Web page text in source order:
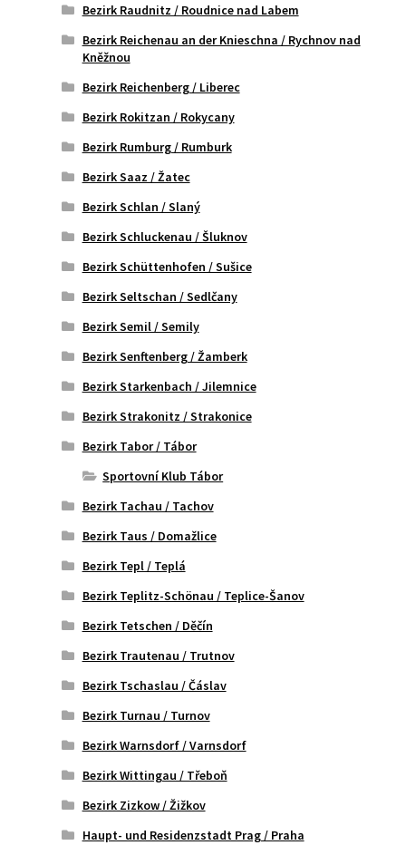
Bezirk Raudnitz / Roudnice nad Labem
Bezirk Reichenau an der Knieschna / Rychnov nad
Kněžnou
Bezirk Reichenberg / Liberec
Bezirk Rokitzan / Rokycany
Bezirk Rumburg / Rumburk
Bezirk Saaz / Žatec
Bezirk Schlan / Slaný
Bezirk Schluckenau / Šluknov
Bezirk Schüttenhofen / Sušice
Bezirk Seltschan / Sedlčany
Bezirk Semil / Semily
Bezirk Senftenberg / Žamberk
Bezirk Starkenbach / Jilemnice
Bezirk Strakonitz / Strakonice
Bezirk Tabor / Tábor
Sportovní Klub Tábor
Bezirk Tachau / Tachov
Bezirk Taus / Domažlice
Bezirk Tepl / Teplá
Bezirk Teplitz-Schönau / Teplice-Šanov
Bezirk Tetschen / Děčín
Bezirk Trautenau / Trutnov
Bezirk Tschaslau / Čáslav
Bezirk Turnau / Turnov
Bezirk Warnsdorf / Varnsdorf
Bezirk Wittingau / Třeboň
Bezirk Zizkow / Žižkov
Haupt- und Residenzstadt Prag / Praha